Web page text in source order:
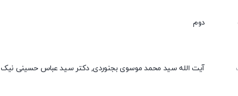
دوم
آیت الله سید محمد موسوی بجنوردی, دکتر سید عباس حسینی نیک